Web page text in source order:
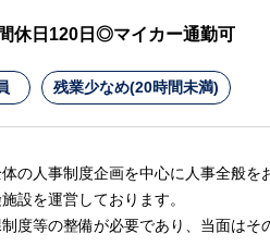
ャリアを築けます。
貢献できます。
アアップも目指せます。
して勤務できる環境です。
休日120日◎マイカー通勤可
残業少なめ(20時間未満)
の人事制度企画を中心に人事全般を
設を運営しております。
度等の整備が必要であり、当面はそ